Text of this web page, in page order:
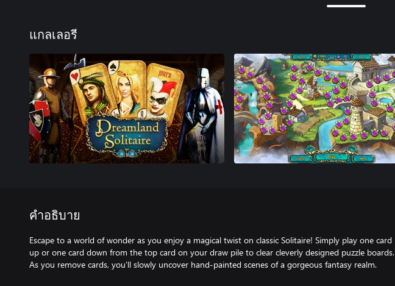
แกลเลอรี
คำอธิบาย
Escape to a world of wonder as you enjoy a magical twist on classic Solitaire! Simply play one card
up or one card down from the top card on your draw pile to clear cleverly designed puzzle boards.
As you remove cards, you'll slowly uncover hand-painted scenes of a gorgeous fantasy realm.